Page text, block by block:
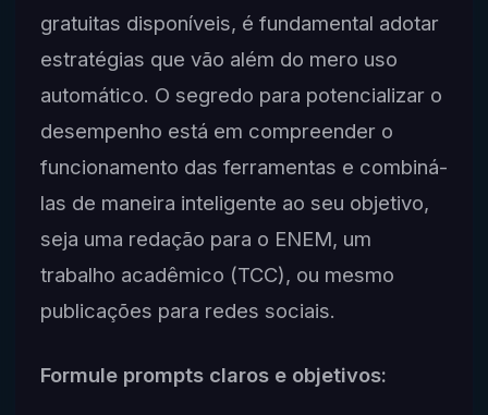
gratuitas disponíveis, é fundamental adotar
estratégias que vão além do mero uso
automático. O segredo para potencializar o
desempenho está em compreender o
funcionamento das ferramentas e combiná-
las de maneira inteligente ao seu objetivo,
seja uma redação para o ENEM, um
trabalho acadêmico (TCC), ou mesmo
publicações para redes sociais.
Formule prompts claros e objetivos: